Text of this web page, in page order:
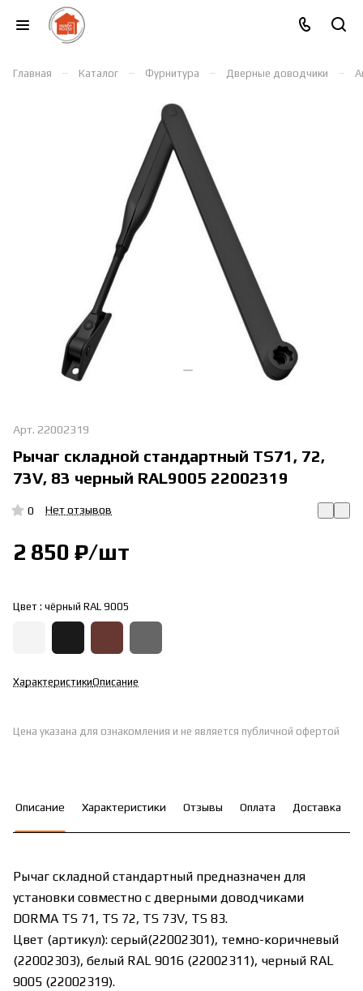
Главная – Каталог – Фурнитура – Дверные доводчики –
Арт. 22002319
Рычаг складной стандартный TS71, 72,
73V, 83 черный RAL9005 22002319
0 Нет отзывов
2 850 ₽/шт
Цвет : чёрный RAL 9005
ХарактеристикиОписание
Цена указана для ознакомления и не является публичной офертой
Описание Характеристики Отзывы Оплата Доставка
Рычаг складной стандартный предназначен для
установки совместно с дверными доводчиками
DORMA TS 71, TS 72, TS 73V, TS 83.
Цвет (артикул): серый(22002301), темно-коричневый
(22002303), белый RAL 9016 (22002311), черный RAL
9005 (22002319).